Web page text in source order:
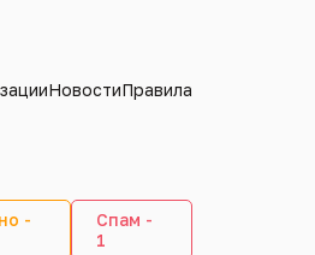
НовостиПравила
-
Спам -
1